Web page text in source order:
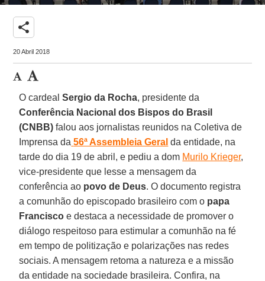
share
20 Abril 2018
O cardealSergio da Rocha, presidente da
Conferência Nacional dos Bispos do Brasil
(CNBB) falou aos jornalistas reunidos na Coletiva de
Imprensa da 56ª Assembleia Geral da entidade, na
tarde do dia 19 de abril, e pediu a dom Murilo Krieger,
vice-presidente que lesse a mensagem da
conferência ao povo de Deus. O documento registra
a comunhão do episcopado brasileiro com o papa
Francisco e destaca a necessidade de promover o
diálogo respeitoso para estimular a comunhão na fé
em tempo de politização e polarizações nas redes
sociais. A mensagem retoma a natureza e a missão
da entidade na sociedade brasileira. Confira, na